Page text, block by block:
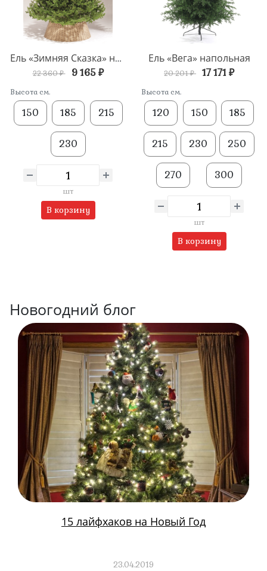
Ель «Зимняя Сказка» напольная
22 360 ₽ 9 165 ₽
Высота см.
150 185 215
230
шт
В корзину
Ель «Вега» напольная
20 201 ₽ 17 171 ₽
Высота см.
120 150 185
215 230 250
270 300
шт
В корзину
Новогодний блог
15 лайфхаков на Новый Год
23.04.2019